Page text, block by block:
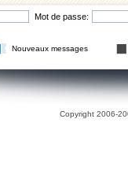
Mot de passe:
Nouveaux messages
Copyright 2006-